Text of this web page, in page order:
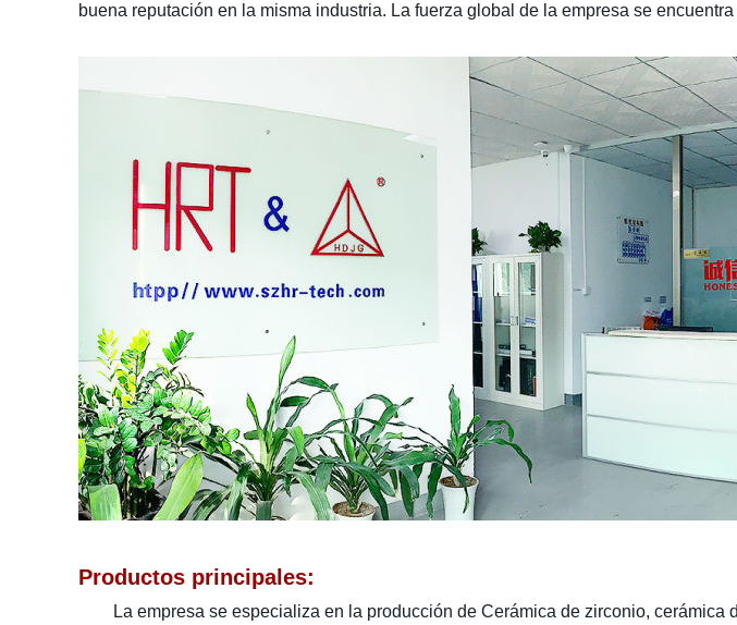
buena reputación en la misma industria. La fuerza global de la empresa se
Productos principales:
La empresa se especializa en la producción de Cerámica de zirconio, cerámica